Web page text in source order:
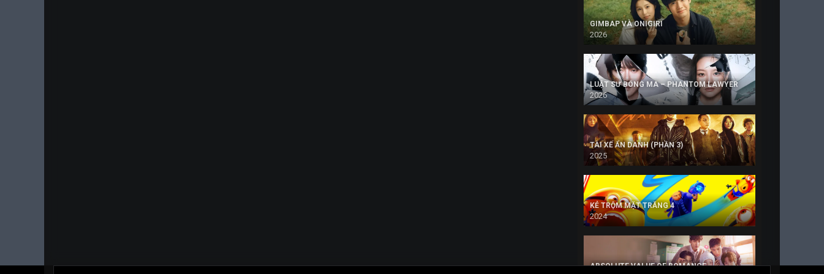
GIMBAP VÀ ONIGIRI
2026
LUẬT SƯ BÓNG MA – PHANTOM LAWYER
2026
TÀI XẾ ẨN DANH (PHẦN 3)
2025
KẺ TRỘM MẶT TRĂNG 4
2024
ABSOLUTE VALUE OF ROMANCE